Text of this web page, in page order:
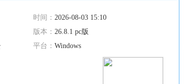
时间： 2026-08-03 15:10
版本： 26.8.1 pc版
平台： Windows